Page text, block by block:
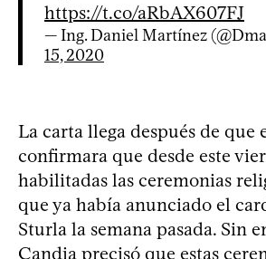
https://t.co/aRbAX607FJ
— Ing. Daniel Martínez
15, 2020
La carta llega después de que
confirmara que desde este
habilitadas las ceremonias
que ya había anunciado el
Sturla la semana pasada. Sin
Candia precisó que estas